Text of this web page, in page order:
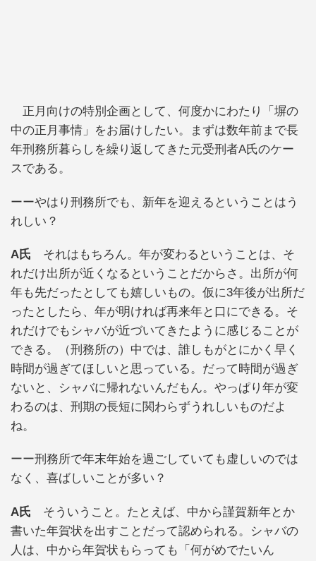
正月向けの特別企画として、何度かにわたり「塀の
中の正月事情」をお届けしたい。まずは数年前まで長
年刑務所暮らしを繰り返してきた元受刑者A氏のケー
スである。
ーーやはり刑務所でも、新年を迎えるということはう
れしい？
A氏 それはもちろん。年が変わるということは、そ
れだけ出所が近くなるということだからさ。出所が何
年も先だったとしても嬉しいもの。仮に3年後が出所だ
ったとしたら、年が明ければ再来年と口にできる。そ
れだけでもシャバが近づいてきたように感じることが
できる。（刑務所の）中では、誰しもがとにかく早く
時間が過ぎてほしいと思っている。だって時間が過ぎ
ないと、シャバに帰れないんだもん。やっぱり年が変
わるのは、刑期の長短に関わらずうれしいものだよ
ね。
ーー刑務所で年末年始を過ごしていても虚しいのでは
なく、喜ばしいことが多い？
A氏 そういうこと。たとえば、中から謹賀新年とか
書いた年賀状を出すことだって認められる。シャバの
人は、中から年賀状もらっても「何がめでたいん